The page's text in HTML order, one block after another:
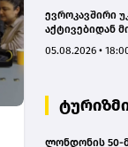
ევროკავშირი
აქტივებიდან
05.08.2026 •
ლონდონის 50-